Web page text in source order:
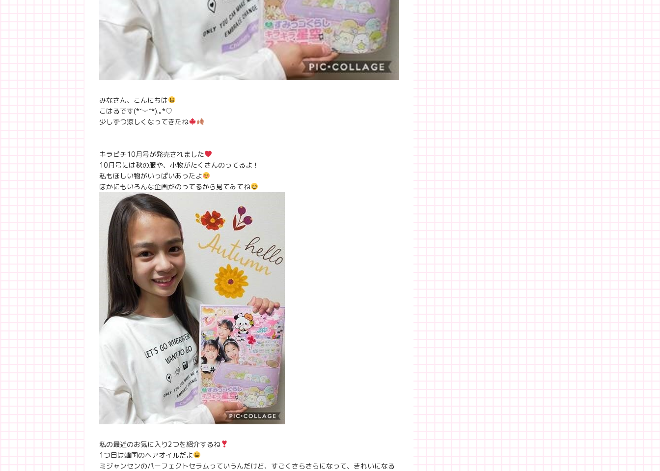
みなさん、こんにちは
こはるです(*˘︶˘*).｡*♡
少しずつ涼しくなってきたね
キラピチ10月号が発売されました
10月号には秋の服や、小物がたくさんのってるよ！
私もほしい物がいっぱいあったよ
ほかにもいろんな企画がのってるから見てみてね
私の最近のお気に入り2つを紹介するね
1つ目は韓国のヘアオイルだよ
ミジャンセンのパーフェクトセラムっていうんだけど、すごくさらさらになって、きれいになる